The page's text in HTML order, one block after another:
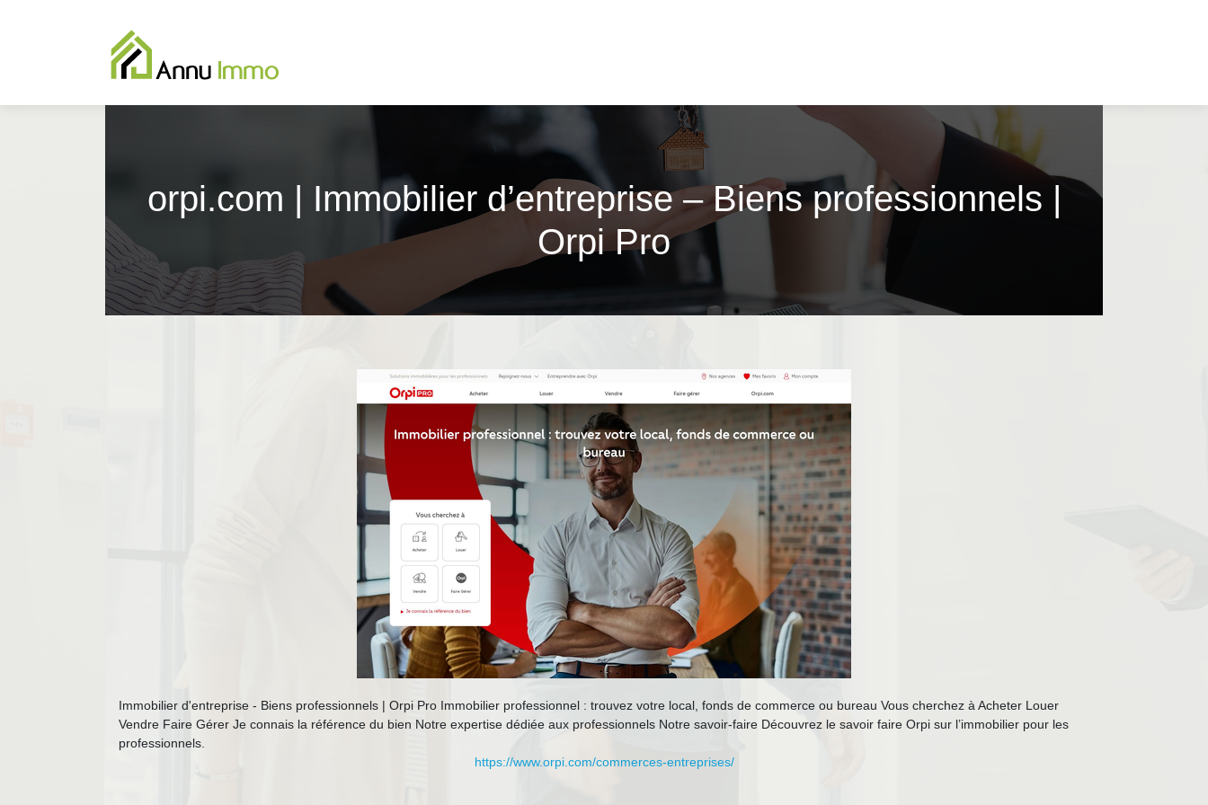
orpi.com | Immobilier d’entreprise – Biens professionnels |
Orpi Pro
Immobilier d'entreprise - Biens professionnels | Orpi Pro Immobilier professionnel : trouvez votre local, fonds de commerce ou bureau Vous cherchez à Acheter Louer
Vendre Faire Gérer Je connais la référence du bien Notre expertise dédiée aux professionnels Notre savoir-faire Découvrez le savoir faire Orpi sur l’immobilier pour les
professionnels.
https://www.orpi.com/commerces-entreprises/